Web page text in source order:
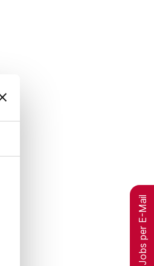
Jobs per E-Mail